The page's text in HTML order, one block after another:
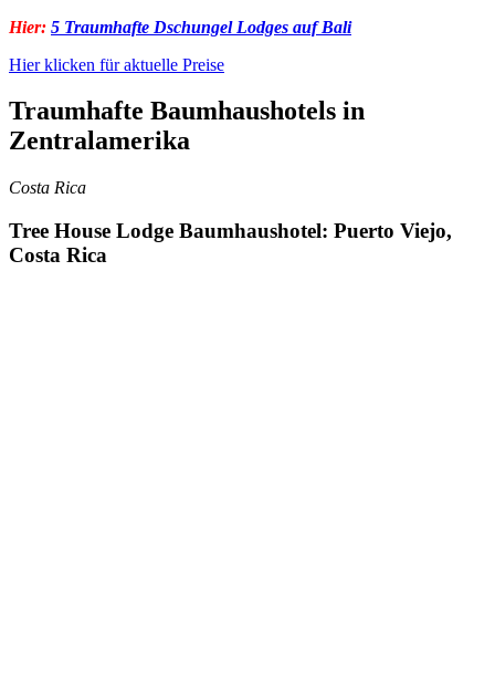
Hier: 5 Traumhafte Dschungel Lodges auf Bali
Hier klicken für aktuelle Preise
Traumhafte Baumhaushotels in
Zentralamerika
Costa Rica
Tree House Lodge Baumhaushotel: Puerto Viejo,
Costa Rica